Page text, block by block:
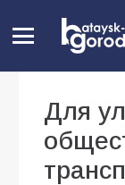
Для